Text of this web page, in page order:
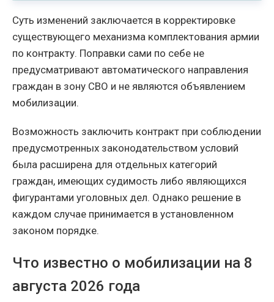
Суть изменений заключается в корректировке
существующего механизма комплектования армии
по контракту. Поправки сами по себе не
предусматривают автоматического направления
граждан в зону СВО и не являются объявлением
мобилизации.
Возможность заключить контракт при соблюдении
предусмотренных законодательством условий
была расширена для отдельных категорий
граждан, имеющих судимость либо являющихся
фигурантами уголовных дел. Однако решение в
каждом случае принимается в установленном
законом порядке.
Что известно о мобилизации на 8
августа 2026 года